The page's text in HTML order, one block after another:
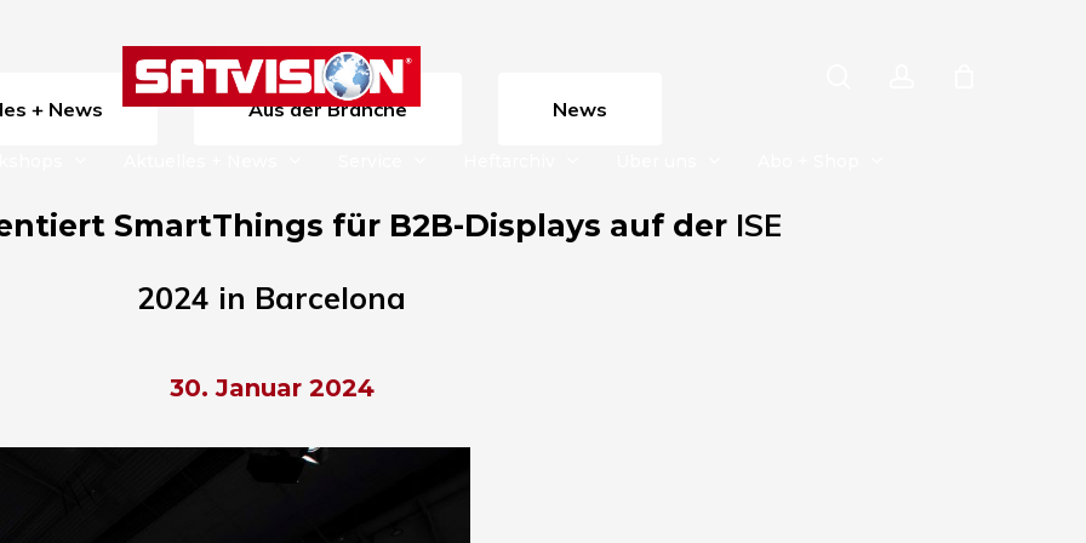
+ News Aus der Branche News
SmartThings für B2B-Displays auf der ISE
2024 in Barcelona
30. Januar 2024